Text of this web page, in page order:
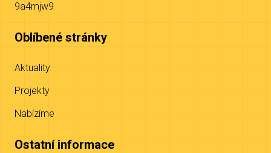
9a4mjw9
Oblíbené stránky
Aktuality
Projekty
Nabízíme
Ostatní informace